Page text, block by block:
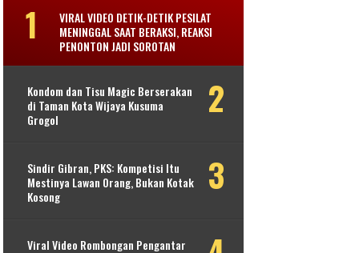
VIRAL VIDEO DETIK-DETIK PESILAT
MENINGGAL SAAT BERAKSI, REAKSI
PENONTON JADI SOROTAN
Kondom dan Tisu Magic Berserakan
di Taman Kota Wijaya Kusuma
Grogol
Sindir Gibran, PKS: Kompetisi Itu
Mestinya Lawan Orang, Bukan Kotak
Kosong
Viral Video Rombongan Pengantar